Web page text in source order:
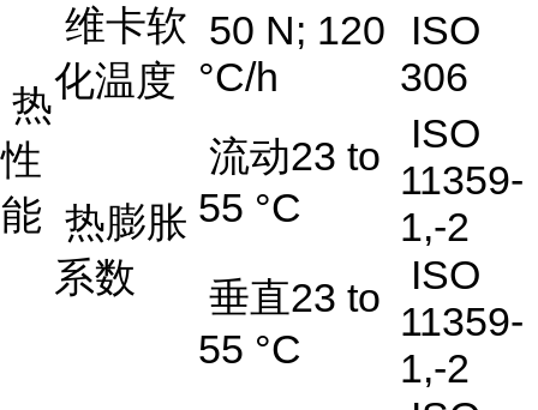
热
性
能
维卡软
化温度
50 N; 120
°C/h
ISO
306
热膨胀
系数
流动23 to
55 °C
ISO
11359-
1,-2
垂直23 to
55 °C
ISO
11359-
1,-2